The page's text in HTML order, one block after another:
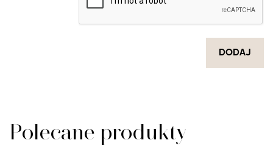
DODAJ
Polecane produkty